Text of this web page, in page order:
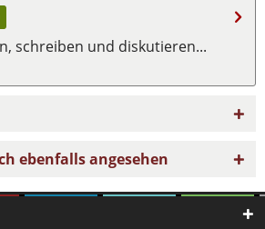
schreiben und diskutieren...
ebenfalls angesehen